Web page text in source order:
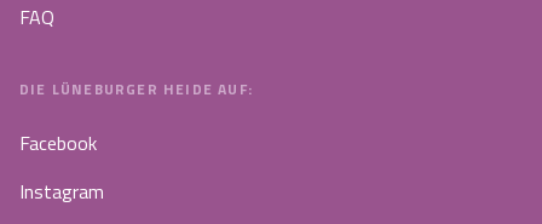
FAQ
DIE LÜNEBURGER HEIDE AUF:
Facebook
Instagram